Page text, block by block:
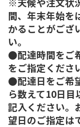
間、年末年始を
かることがござ
い。
●配達時間をご
をご指定くださ
●配達日をご希
ら数えて10日
記入ください。
望日のご指定は